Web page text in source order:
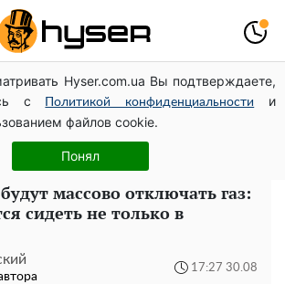
Hyser.com.ua Вы подтверждаете,
с
Политикой конфиденциальности
и
файлов cookie.
Понял
в интересных позах заставила
слив видео – было только началом
Анна Тринчер блеснула
размеров вы еще не видели
массово отключать газ:
сидеть не только в
17:27 30.08